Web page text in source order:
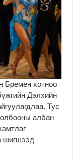
Бремен хотноо
Дэлхийн
Тус
албан
шигшээд